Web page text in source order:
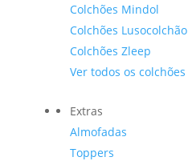
Colchões Mindol
Colchões Lusocolchão
Colchões Zleep
Ver todos os colchões
Extras
Almofadas
Toppers